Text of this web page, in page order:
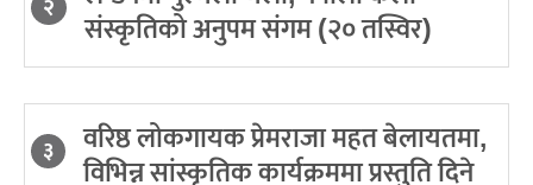
२ संस्कृतिको अनुपम संगम (२० तस्विर)
३ वरिष्ठ लोकगायक प्रेमराजा महत बेलायतमा,
विभिन्न सांस्कृतिक कार्यक्रममा प्रस्तुति दिने